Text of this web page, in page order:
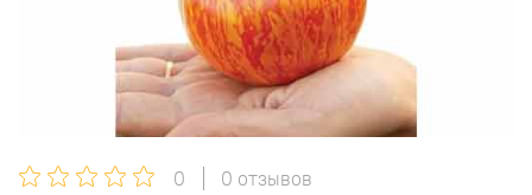
0 0 отзывов